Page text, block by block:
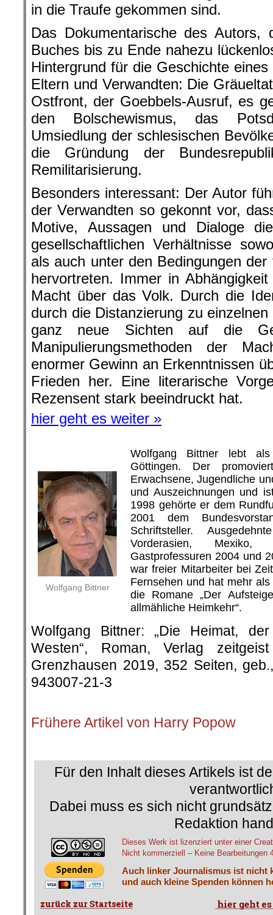
in die Traufe gekommen sind.
Das Dokumentarische des
Buches bis zu Ende nahezu
Hintergrund für die Geschichte
Eltern und Verwandten: Die
Ostfront, der Goebbels-Ausruf, es
den Bolschewismus, das
Umsiedlung der schlesischen
die Gründung der
Remilitarisierung.
Besonders interessant: Der Autor
der Verwandten so gekonnt vor,
Motive, Aussagen und Dialoge
gesellschaftlichen Verhältnisse
als auch unter den Bedingungen
hervortreten. Immer in
Macht über das Volk. Durch die
durch die Distanzierung zu
ganz neue Sichten auf die
Manipulierungsmethoden der
enormer Gewinn an Erkenntnissen
Frieden her. Eine literarische
Rezensent stark beeindruckt hat.
hier geht es weiter »
Wolfgang Bittner
Wolfgang Bittner lebt
Göttingen. Der
Erwachsene, Jugendliche
und Auszeichnungen und
1998 gehörte er dem
2001 dem
Schriftsteller.
Vorderasien,
Gastprofessuren 2004 und
war freier Mitarbeiter bei
Fernsehen und hat mehr
die Romane „Der
allmähliche Heimkehr“.
Wolfgang Bittner: „Die Heimat,
Westen“, Roman, Verlag
Grenzhausen 2019, 352 Seiten,
943007-21-3
Frühere Artikel von Harry Popow
Für den Inhalt dieses Artikels ist
Dabei muss es sich nicht
Redaktion
Dieses Werk ist lizenziert unter einer
Nicht kommerziell – Keine Bearbeitungen
Auch linker Journalismus ist nicht
und auch kleine Spenden können